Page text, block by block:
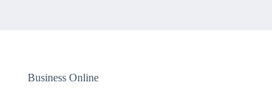
Business Online